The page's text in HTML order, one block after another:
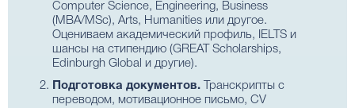
Computer Science, Engineering, Business
(MBA/MSc), Arts, Humanities или другое.
Оцениваем академический профиль, IELTS и
шансы на стипендию (GREAT Scholarships,
Edinburgh Global и другие).
Подготовка документов. Транскрипты с
переводом, мотивационное письмо, CV